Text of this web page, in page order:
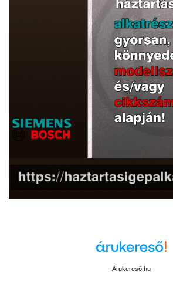
Árukereső.hu